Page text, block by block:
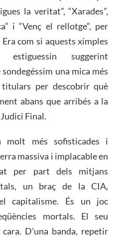
la veritat”, “Xarades”,
i “Venç el rellotge”, per
com si aquests ximples
suggerint
una mica més
per descobrir què
abans que arribés a la
Final.
molt més sofisticades i
massiva i implacable en
per part dels mitjans
un braç de la CIA,
capitalisme. És un joc
mortals. El seu
D’una banda, repetir